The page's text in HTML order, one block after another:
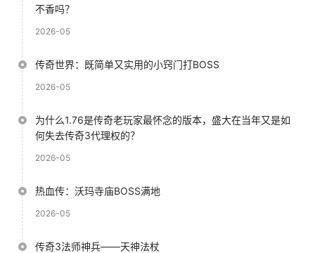
不香吗？
2026-05
传奇世界：既简单又实用的小窍门打BOSS
2026-05
为什么1.76是传奇老玩家最怀念的版本，盛大在当年又是如
何失去传奇3代理权的？
2026-05
热血传：沃玛寺庙BOSS满地
2026-05
传奇3法师神兵——天神法杖